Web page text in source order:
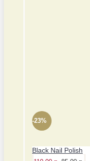
-23%
Black Nail Polish